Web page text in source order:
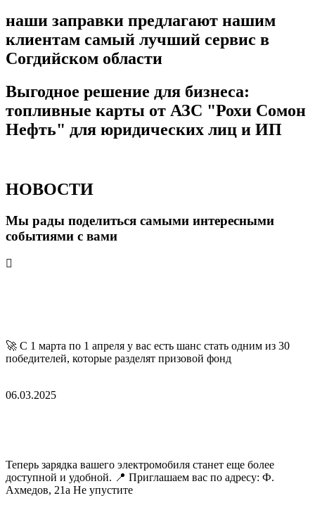
наши заправки предлагают нашим
клиентам самый лучший сервис в
Согдийском области
Выгодное решение для бизнеса:
топливные карты от АЗС "Рохи Сомон
Нефть" для юридических лиц и ИП
НОВОСТИ
Мы рады поделиться самыми интересными
событиями с вами
🚀 С 1 марта по 1 апреля у вас есть шанс стать одним из 30
победителей, которые разделят призовой фонд
06.03.2025
Теперь зарядка вашего электромобиля станет еще более
доступной и удобной. 📍 Приглашаем вас по адресу: Ф.
Ахмедов, 21а Не упустите